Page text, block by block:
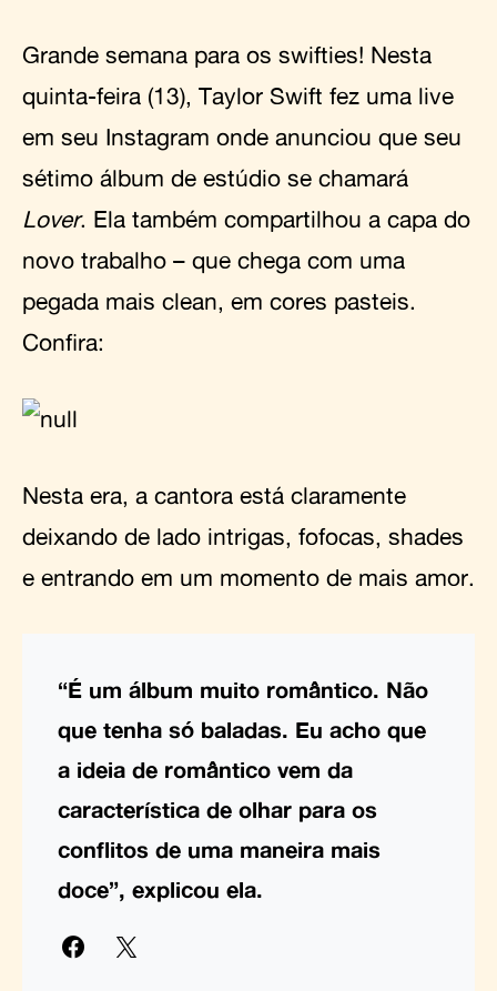
Grande semana para os swifties! Nesta
quinta-feira (13), Taylor Swift fez uma live
em seu Instagram onde anunciou que seu
sétimo álbum de estúdio se chamará
Lover. Ela também compartilhou a capa do
novo trabalho – que chega com uma
pegada mais clean, em cores pasteis.
Confira:
Nesta era, a cantora está claramente
deixando de lado intrigas, fofocas, shades
e entrando em um momento de mais amor.
“É um álbum muito romântico. Não
que tenha só baladas. Eu acho que
a ideia de romântico vem da
característica de olhar para os
conflitos de uma maneira mais
doce”, explicou ela.